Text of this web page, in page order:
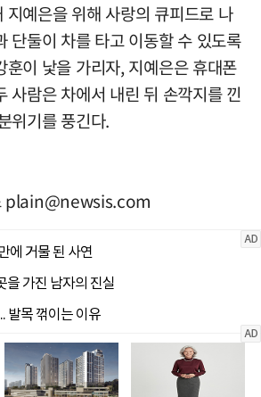
지예은을 위해 사랑의 큐피드로 나
단둘이 차를 타고 이동할 수 있도록
훈이 낯을 가리자, 지예은은 휴대폰
사람은 차에서 내린 뒤 손깍지를 낀
위기를 풍긴다.
plain@newsis.com